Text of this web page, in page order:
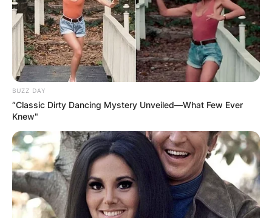
BUZZ DAY
“Classic Dirty Dancing Mystery Unveiled—What Few Ever
Knew"